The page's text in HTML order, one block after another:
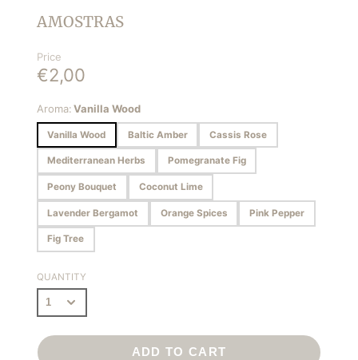
AMOSTRAS
Price
€2,00
Aroma:Vanilla Wood
Vanilla Wood Baltic Amber Cassis Rose
Mediterranean Herbs Pomegranate Fig
Peony Bouquet Coconut Lime
Lavender Bergamot Orange Spices Pink Pepper
Fig Tree
QUANTITY
ADD TO CART